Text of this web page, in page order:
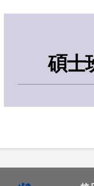
碩士